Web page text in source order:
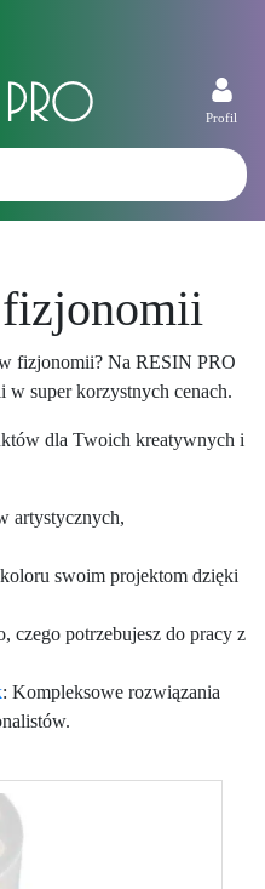
Profil
fizjonomii? Na RESIN PRO
super korzystnych cenach.
dla Twoich kreatywnych i
artystycznych,
swoim projektom dzięki
czego potrzebujesz do pracy z
: Kompleksowe rozwiązania